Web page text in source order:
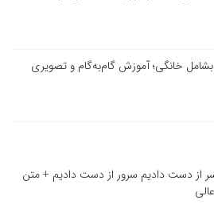
خانگی؛ آموزش گام‌به‌گام و تصویری
از دست دادیم سرور از دست دادیم + متن